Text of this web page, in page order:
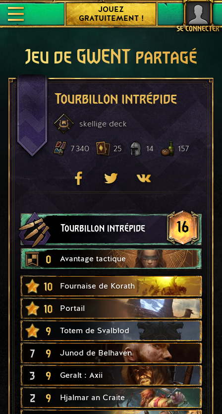
SE CONNECTER
JOUEZ
GRATUITEMENT !
Jeu de GWENT partagé
Tourbillon intrépide
skellige deck
7 340 25 14 157
Tourbillon intrépide 16
0 Avantage tactique
10 Fournaise de Korath
10 Portail
9 Totem de Svalblod
7 9 Junod de Belhaven
3 9 Geralt : Axii
2 9 Hjalmar an Craite